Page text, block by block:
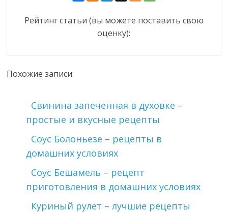
Рейтинг статьи (вы можете поставить свою
оценку):
Похожие записи:
Свинина запеченная в духовке –
простые и вкусные рецепты
Соус Болоньезе – рецепты в
домашних условиях
Соус Бешамель – рецепт
приготовления в домашних условиях
Куриный рулет – лучшие рецепты